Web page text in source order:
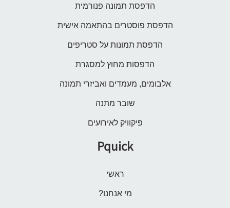
הדפסת תמונה פנורמית
הדפסת פוסטרים בהתאמה אישית
הדפסת תמונות על סטריפים
הדפסות מחוץ למסגרת
אלבומים, מעמדים ואביזרי תמונה
שובר מתנה
פיקוויק לאירועים
Pquick
ראשי
מי אנחנו?